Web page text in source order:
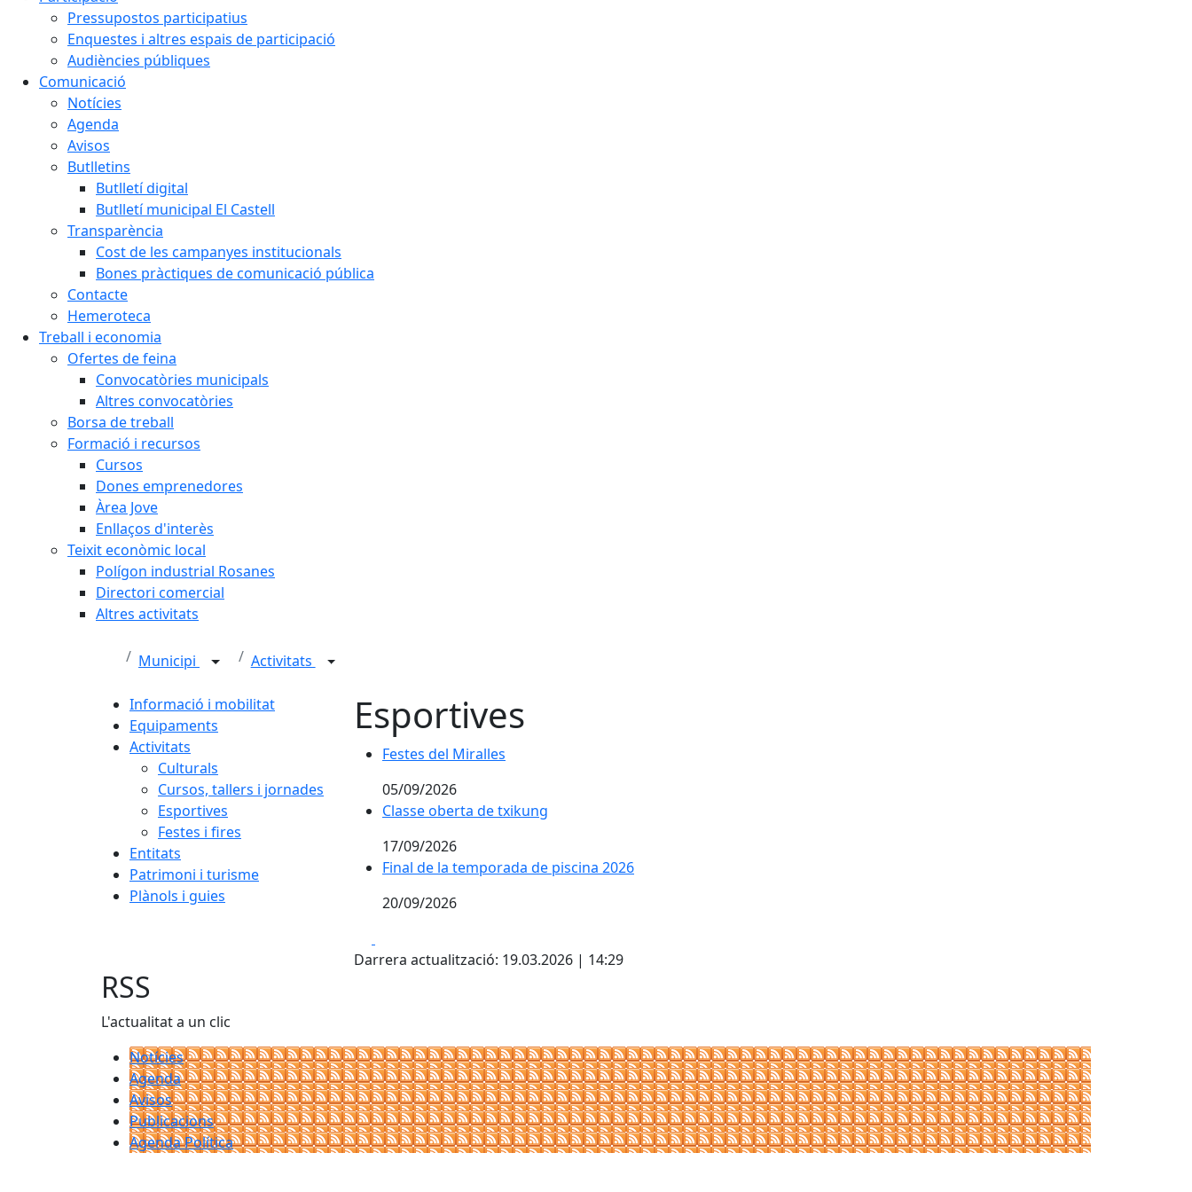
Pressupostos participatius
Enquestes i altres espais de participació
Audiències públiques
Comunicació
Notícies
Agenda
Avisos
Butlletins
Butlletí digital
Butlletí municipal El Castell
Transparència
Cost de les campanyes institucionals
Bones pràctiques de comunicació pública
Contacte
Hemeroteca
Treball i economia
Ofertes de feina
Convocatòries municipals
Altres convocatòries
Borsa de treball
Formació i recursos
Cursos
Dones emprenedores
Àrea Jove
Enllaços d'interès
Teixit econòmic local
Polígon industrial Rosanes
Directori comercial
Altres activitats
Municipi Activitats
Informació i mobilitat
Equipaments
Activitats
Culturals
Cursos, tallers i jornades
Esportives
Festes i fires
Entitats
Patrimoni i turisme
Plànols i guies
Esportives
Festes del Miralles
Festes del Miralles
05/09/2026
Classe oberta de txikung
Classe oberta de txikung
17/09/2026
Final de la temporada de piscina 2026
Final de la temporada de piscina 2026
20/09/2026
Darrera actualització: 19.03.2026 | 14:29
RSS
L'actualitat a un clic
Notícies
Agenda
Avisos
Publicacions
Agenda Política